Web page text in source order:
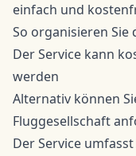
einfach und
So organisieren Sie
Der Service kann
werden
Alternativ können
Fluggesellschaft
Der Service